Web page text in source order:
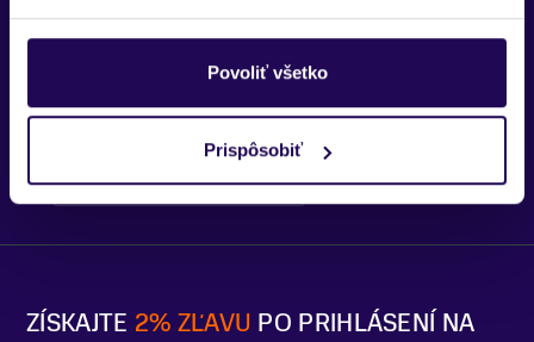
Povoliť všetko
Prispôsobiť
ZÍSKAJTE 2% ZĽAVU PO PRIHLÁSENÍ NA
Bratislava - OC Tehelko
Trek Flagship Store Bratislava
Kubínska hoľa